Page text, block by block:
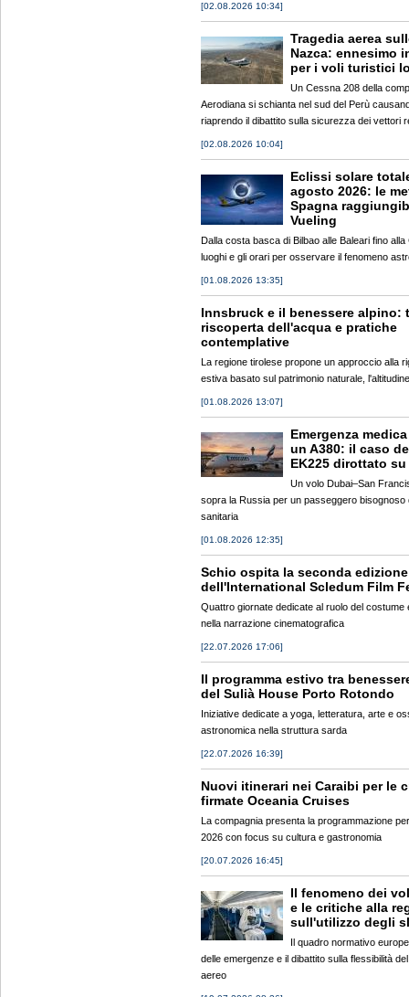
[02.08.2026 10:34]
Tragedia aerea
Nazca: ennesimo
per i voli turistici
Un Cessna 208 della
Aerodiana si schianta nel sud del Perù
riaprendo il dibattito sulla sicurezza dei vettori
[02.08.2026 10:04]
Eclissi solare
agosto 2026: le
Spagna
Vueling
Dalla costa basca di Bilbao alle Baleari fino alla
luoghi e gli orari per osservare il fenomeno
[01.08.2026 13:35]
Innsbruck e il benessere alpino:
riscoperta dell'acqua e pratiche
contemplative
La regione tirolese propone un approccio alla
estiva basato sul patrimonio naturale,
[01.08.2026 13:07]
Emergenza
un A380: il caso
EK225 dirottato
Un volo Dubai–San
sopra la Russia per un passeggero bisognoso
sanitaria
[01.08.2026 12:35]
Schio ospita la seconda edizione
dell'International Scledum Film
Quattro giornate dedicate al ruolo del costume
nella narrazione cinematografica
[22.07.2026 17:06]
Il programma estivo tra
del Sulià House Porto Rotondo
Iniziative dedicate a yoga, letteratura, arte e
astronomica nella struttura sarda
[22.07.2026 16:39]
Nuovi itinerari nei Caraibi per le
firmate Oceania Cruises
La compagnia presenta la programmazione
2026 con focus su cultura e gastronomia
[20.07.2026 16:45]
Il fenomeno dei
e le critiche alla
sull'utilizzo degli
Il quadro normativo
delle emergenze e il dibattito sulla flessibilità
aereo